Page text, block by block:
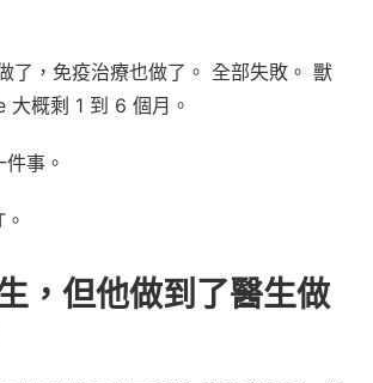
了，免疫治療也做了。 全部失敗。 獸
大概剩 1 到 6 個月。
事。
，但他做到了醫生做